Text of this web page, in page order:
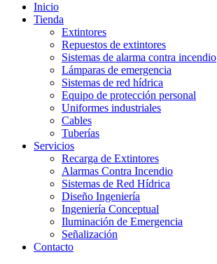
Inicio
Tienda
Extintores
Repuestos de extintores
Sistemas de alarma contra incendio
Lámparas de emergencia
Sistemas de red hídrica
Equipo de protección personal
Uniformes industriales
Cables
Tuberías
Servicios
Recarga de Extintores
Alarmas Contra Incendio
Sistemas de Red Hídrica
Diseño Ingeniería
Ingeniería Conceptual
Iluminación de Emergencia
Señalización
Contacto